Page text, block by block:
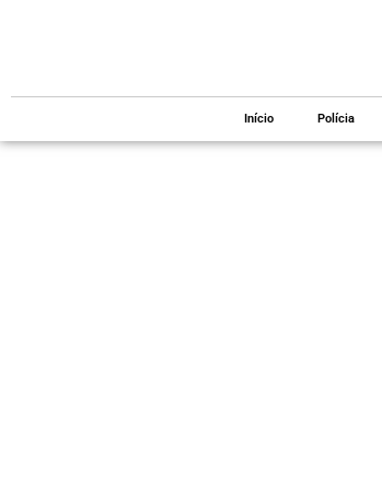
Início Polícia